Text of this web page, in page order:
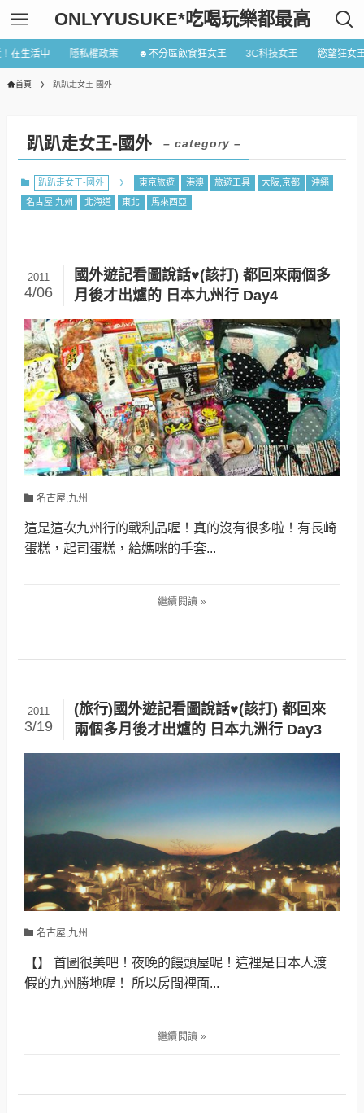
ONLYYUSUKE*吃喝玩樂都最高
在生活中 隱私權政策 ☻不分區飲食狂女王 3C科技女王 慾望狂女
首頁 趴趴走女王-國外
趴趴走女王-國外 – category –
趴趴走女王-國外 東京旅遊 港澳 旅遊工具 大阪,京都 沖繩
名古屋,九州 北海道 東北 馬來西亞
國外遊記看圖說話♥(該打) 都回來兩個多
月後才出爐的 日本九州行 Day4
2011
4/06
名古屋,九州
這是這次九州行的戰利品喔！真的沒有很多啦！有長崎
蛋糕，起司蛋糕，給媽咪的手套...
(旅行)國外遊記看圖說話♥(該打) 都回來
兩個多月後才出爐的 日本九洲行 Day3
2011
3/19
名古屋,九州
【】 首圖很美吧！夜晚的饅頭屋呢！這裡是日本人渡
假的九州勝地喔！ 所以房間裡面...